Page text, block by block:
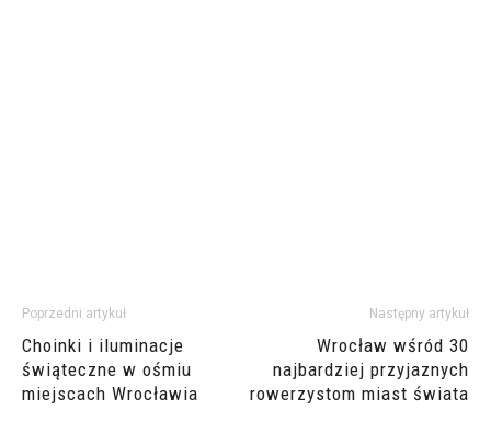
Poprzedni artykuł
Choinki i iluminacje
świąteczne w ośmiu
miejscach Wrocławia
Następny artykuł
Wrocław wśród 30
najbardziej przyjaznych
rowerzystom miast świata